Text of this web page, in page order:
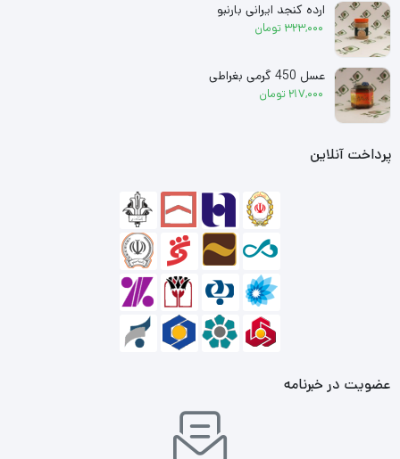
ارده کنجد ایرانی بارنبو
323,000 تومان
عسل 450 گرمی بغراطی
217,000 تومان
پرداخت آنلاین
عضویت در خبرنامه